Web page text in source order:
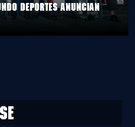
Deportes anuncian